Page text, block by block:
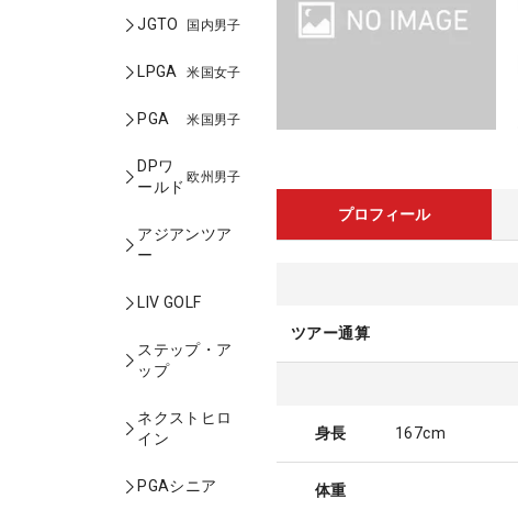
JGTO 国内男子
LPGA 米国女子
PGA 米国男子
DPワ
ールド
欧州男子
アジアンツア
ー
LIV GOLF
ステップ・ア
ップ
ネクストヒロ
イン
PGAシニア
プロフィール
ツアー通算
身長 167cm
体重